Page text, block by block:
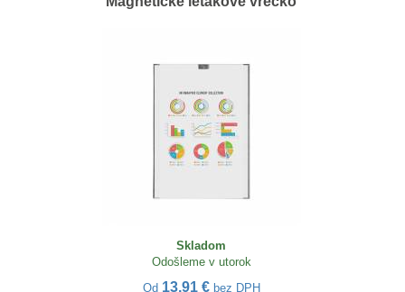
Skladom
Odošleme v utorok
Od 13,91 € bez DPH